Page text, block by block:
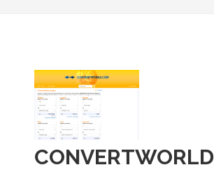
CONVERTWORLD